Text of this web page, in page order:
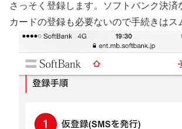
さっそく登録します。ソフトバンク決済
カードの登録も必要ないので手続きはス